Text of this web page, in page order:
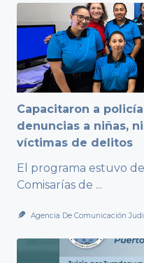
Capacitaron a
denuncias a niñas,
víctimas de delitos
El programa estuvo
Comisarías de ...
Agencia De Comunicación